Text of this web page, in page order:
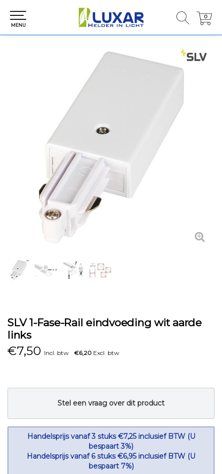
0
0
MENU
SLV 1-Fase-Rail eindvoeding wit aarde
links
€7,50 Incl. btw €6,20 Excl. btw
Stel een vraag over dit product
Handelsprijs vanaf 3 stuks €7,25 inclusief BTW (U
bespaart 3%)
Handelsprijs vanaf 6 stuks €6,95 inclusief BTW (U
bespaart 7%)